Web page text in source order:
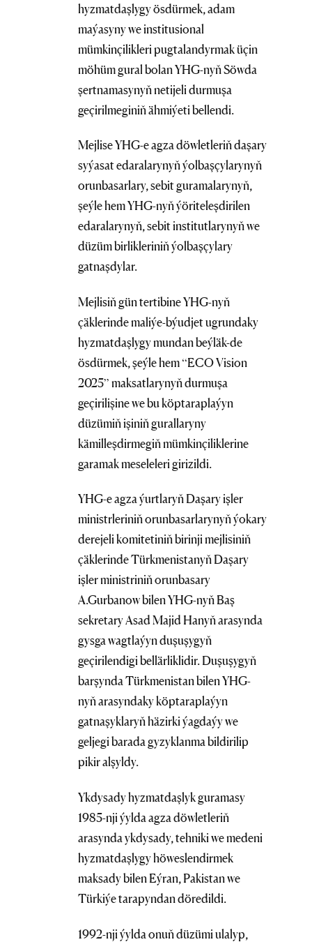
hyzmatdaşlygy ösdürmek, adam
maýasyny we institusional
mümkinçilikleri pugtalandyrmak üçin
möhüm gural bolan YHG-nyň Söwda
şertnamasynyň netijeli durmuşa
geçirilmeginiň ähmiýeti bellendi.
Mejlise YHG-e agza döwletleriň daşary
syýasat edaralarynyň ýolbaşçylarynyň
orunbasarlary, sebit guramalarynyň,
şeýle hem YHG-nyň ýöriteleşdirilen
edaralarynyň, sebit institutlarynyň we
düzüm birlikleriniň ýolbaşçylary
gatnaşdylar.
Mejlisiň gün tertibine YHG-nyň
çäklerinde maliýe-býudjet ugrundaky
hyzmatdaşlygy mundan beýläk-de
ösdürmek, şeýle hem “ECO Vision
2025” maksatlarynyň durmuşa
geçirilişine we bu köptaraplaýyn
düzümiň işiniň gurallaryny
kämilleşdirmegiň mümkinçiliklerine
garamak meseleleri girizildi.
YHG-e agza ýurtlaryň Daşary işler
ministrleriniň orunbasarlarynyň ýokary
derejeli komitetiniň birinji mejlisiniň
çäklerinde Türkmenistanyň Daşary
işler ministriniň orunbasary
A.Gurbanow bilen YHG-nyň Baş
sekretary Asad Majid Hanyň arasynda
gysga wagtlaýyn duşuşygyň
geçirilendigi bellärliklidir. Duşuşygyň
barşynda Türkmenistan bilen YHG-
nyň arasyndaky köptaraplaýyn
gatnaşyklaryň häzirki ýagdaýy we
geljegi barada gyzyklanma bildirilip
pikir alşyldy.
Ykdysady hyzmatdaşlyk guramasy
1985-nji ýylda agza döwletleriň
arasynda ykdysady, tehniki we medeni
hyzmatdaşlygy höweslendirmek
maksady bilen Eýran, Pakistan we
Türkiýe tarapyndan döredildi.
1992-nji ýylda onuň düzümi ulalyp,